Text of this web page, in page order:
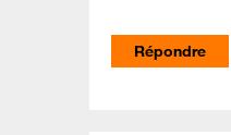
Répondre